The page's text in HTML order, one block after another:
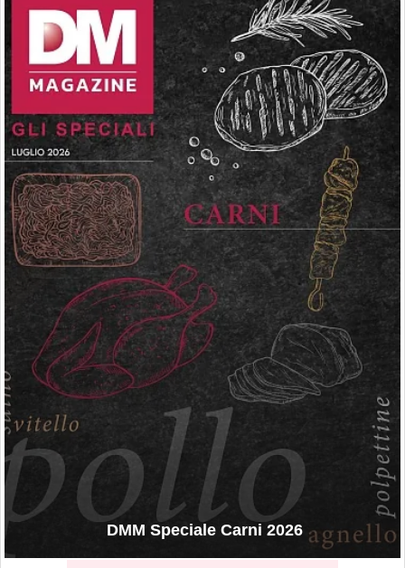
DMM Speciale Carni 2026